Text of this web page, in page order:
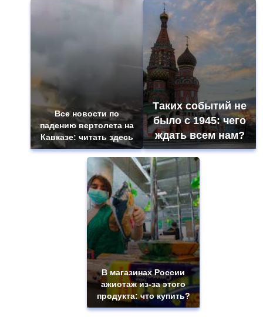
Все новости по
падению вертолета на
Кавказе: читать здесь
Таких событий не
было с 1945: чего
ждать всем нам?
В магазинах России
ажиотаж из-за этого
продукта: что купить?